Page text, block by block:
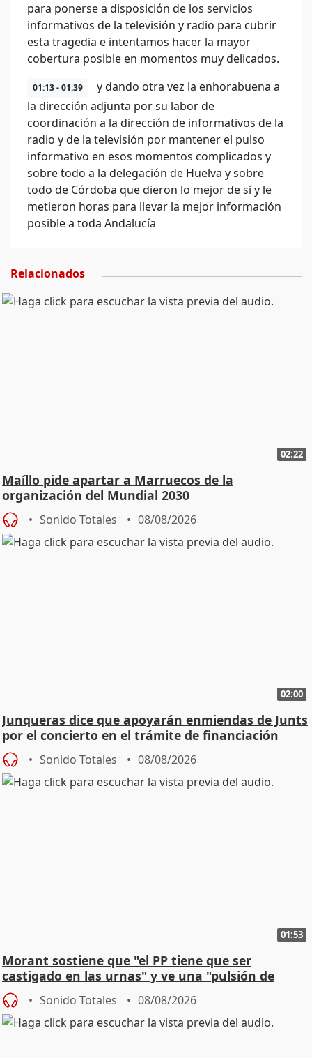
para ponerse a disposición de los servicios
informativos de la televisión y radio para cubrir
esta tragedia e intentamos hacer la mayor
cobertura posible en momentos muy delicados.
01:13 - 01:39
y dando otra vez la enhorabuena a
la dirección adjunta por su labor de
coordinación a la dirección de informativos de la
radio y de la televisión por mantener el pulso
informativo en esos momentos complicados y
sobre todo a la delegación de Huelva y sobre
todo de Córdoba que dieron lo mejor de sí y le
metieron horas para llevar la mejor información
posible a toda Andalucía
Relacionados
02:22
Maíllo pide apartar a Marruecos de la
organización del Mundial 2030
Sonido Totales 08/08/2026
02:00
Junqueras dice que apoyarán enmiendas de Junts
por el concierto en el trámite de financiación
Sonido Totales 08/08/2026
01:53
Morant sostiene que "el PP tiene que ser
castigado en las urnas" y ve una "pulsión de
cambio"
Sonido Totales 08/08/2026